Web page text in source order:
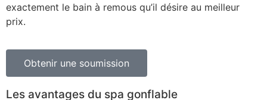
exactement le bain à remous qu’il désire au meilleur
prix.
Obtenir une soumission
Les avantages du spa gonflable